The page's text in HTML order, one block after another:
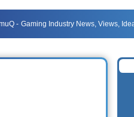
Gaming Industry News, Views,